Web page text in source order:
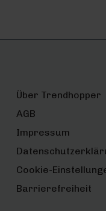
Über Trendhopper
AGB
Impressum
Cookie-
Barrierefreiheit